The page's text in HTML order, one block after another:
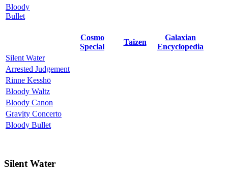
Bloody
Bullet
Cosmo
Special
Taizen
Galaxian
Encyclopedia
Silent Water
Arrested Judgement
Rinne Kesshō
Bloody Waltz
Bloody Canon
Gravity Concerto
Bloody Bullet
Silent Water